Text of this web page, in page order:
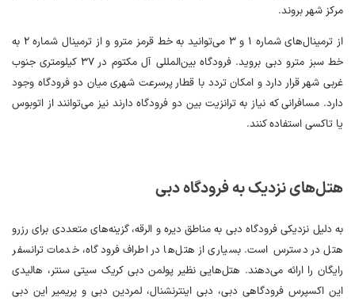
مرکز شهر بروند.
از ترمینال‌های شماره ۱ و ۳ می‌توانید به خط قرمز مترو و از ترمینال شماره ۲ به
خط سبز مترو دبی بروید. فرودگاه بین‌المللی آل مکتوم در ۳۷ کیلومتری جنوب
غربی شهر قرار دارد و امکان تردد با قطار پرسرعت شهری میان دو فرودگاه وجود
دارد. مسافرانی که نیاز به ترانزیت بین دو فرودگاه دارند نیز می‌توانند از اتوبوس
یا تاکسی استفاده کنند.
هتل‌های نزدیک به فرودگاه دبی
به دلیل نزدیکی فرودگاه دبی به مناطق دیره و الرقه، گزینه‌های متعددی برای رزرو
هتل در دسترس است. بسیاری از هتل‌ها در اطراف فرودگاه، خدمات ترانسفر
رایگان را ارائه می‌دهند. هتل‌هایی نظیر پولمن دبی کریک سیتی سنتر، هالیدی
این اکسپرس فرودگاهی دبی، دبی اینترنشنال، لمردین دبی و پریمیر این دبی